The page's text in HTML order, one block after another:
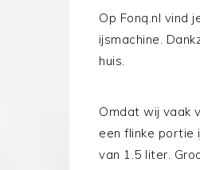
Op Fonq.nl vind
ijsmachine.
huis.
Omdat wij vaak
een flinke portie
van 1.5 liter.